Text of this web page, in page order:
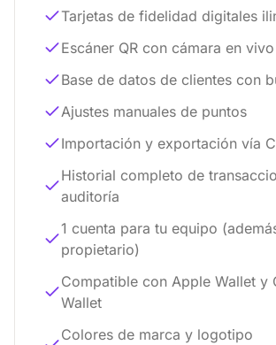
Tarjetas de fidelidad digitales
Escáner QR con cámara en vivo
Base de datos de clientes con
Ajustes manuales de puntos
Importación y exportación vía
Historial completo de
auditoría
1 cuenta para tu equipo
propietario)
Compatible con Apple Wallet y
Wallet
Colores de marca y logotipo